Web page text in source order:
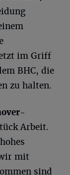
im Griff
BHC, die
zu halten.
Arbeit.
mit
sind